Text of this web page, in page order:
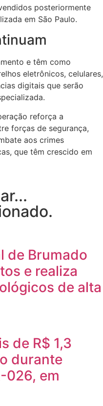
posteriormente
em São Paulo.
e têm como
eletrônicos, celulares,
digitais que serão
reforça a
forças de segurança,
aos crimes
que têm crescido em
de Brumado
e realiza
de alta
de R$ 1,3
durante
026, em